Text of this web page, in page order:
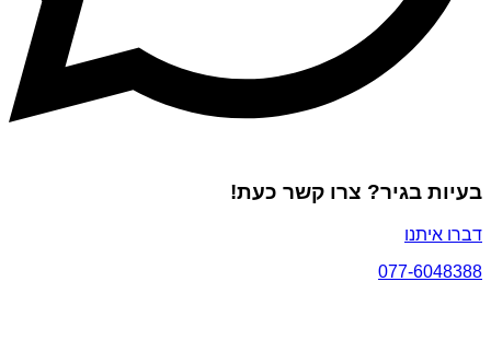
בעיות בגיר? צרו קשר כעת!
דברו איתנו
077-6048388